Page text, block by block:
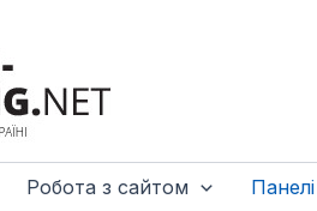
Робота з сайтом